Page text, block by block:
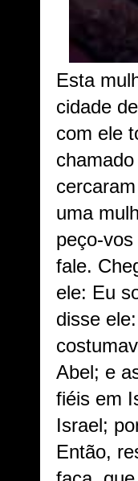
Esta
cidade
com ele
uma
peço-
fale.
ele: Eu
disse
Abel; e
fiéis em
Israel;
Então,